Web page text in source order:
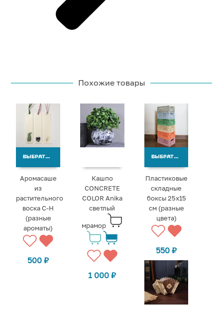
Похожие товары
ВЫБРАТЬ ВАРИАНТЫ
Аромасаше
из
растительного
воска С-Н
(разные
ароматы)
500₽
Кашпо
CONCRETE
COLOR Anika
светлый
мрамор
1 000₽
ВЫБРАТЬ ВАРИАНТЫ
Пластиковые
складные
боксы 25х15
см (разные
цвета)
550₽